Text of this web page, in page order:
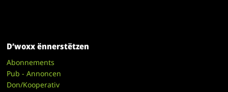
D’woxx ënnerstëtzen
Abonnements
Pub - Annoncen
Don/Kooperativ